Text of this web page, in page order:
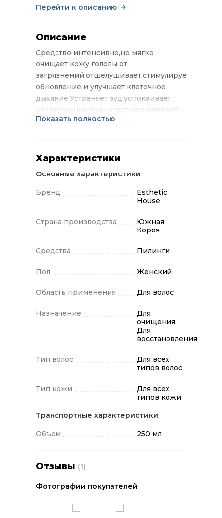
Перейти к описанию
Описание
Средство интенсивно,но мягко
очищает кожу головы от
загрязнений,отшелушивает,стимулирует
обновление и улучшает клеточное
дыхание.Устраняет зуд,успокаивает
раздражение,заживляет,нормализует
работу сальных желез,обеззараживает
выпадения.Применение: нанести на
2-3 мин.Смыть.Использовать не чаще 1-
2 раз в неделю.
Показать полностью
Характеристики
Основные характеристики
Бренд
Esthetic
House
Страна производства
Южная
Корея
Средства Пилинги
Пол Женский
Область применения Для волос
Назначение
Для
очищения,
Для
восстановления
Тип волос
Для всех
типов волос
Тип кожи
Для всех
типов кожи
Транспортные характеристики
Объем 250 мл
Отзывы (1)
Фотографии покупателей